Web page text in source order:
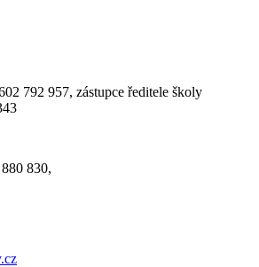
792 957, zástupce ředitele školy
830,